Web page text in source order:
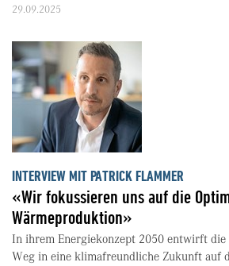
29.09.2025
INTERVIEW MIT PATRICK FLAMMER
«Wir fokussieren uns auf die
Wärmeproduktion»
In ihrem Energiekonzept 2050 entwirft die
Weg in eine klimafreundliche Zukunft auf